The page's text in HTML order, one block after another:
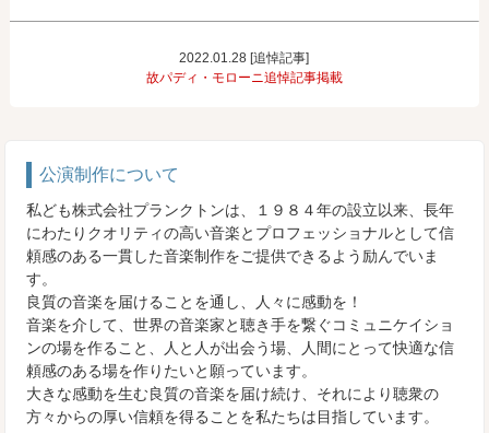
2022.01.28 [追悼記事]
故パディ・モローニ追悼記事掲載
公演制作について
私ども株式会社プランクトンは、１９８４年の設立以来、長年
にわたりクオリティの高い音楽とプロフェッショナルとして信
頼感のある一貫した音楽制作をご提供できるよう励んでいま
す。
良質の音楽を届けることを通し、人々に感動を！
音楽を介して、世界の音楽家と聴き手を繋ぐコミュニケイショ
ンの場を作ること、人と人が出会う場、人間にとって快適な信
頼感のある場を作りたいと願っています。
大きな感動を生む良質の音楽を届け続け、それにより聴衆の
方々からの厚い信頼を得ることを私たちは目指しています。